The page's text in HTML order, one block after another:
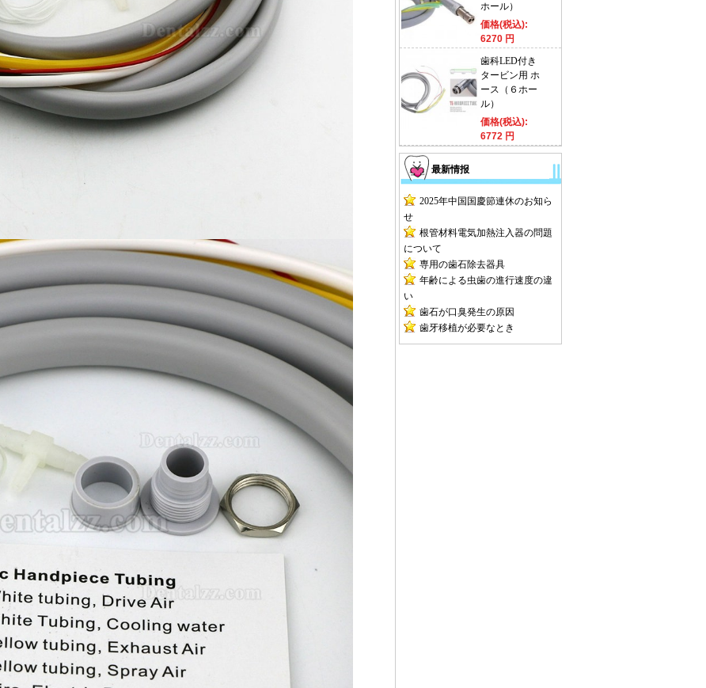
ホール）
価格(税込):
6270 円
歯科LED付き
タービン用 ホ
ース（６ホー
ル）
価格(税込):
6772 円
最新情报
2025年中国国慶節連休のお知ら
せ
根管材料電気加熱注入器の問題
について
専用の歯石除去器具
年齢による虫歯の進行速度の違
い
歯石が口臭発生の原因
歯牙移植が必要なとき